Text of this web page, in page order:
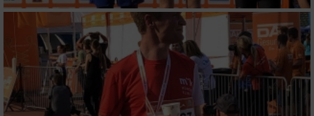
Verwendung von Profilen zur Auswahl
personalisierter Inhalte
Messung der Werbeleistung
Messung der Performance von Inhalten